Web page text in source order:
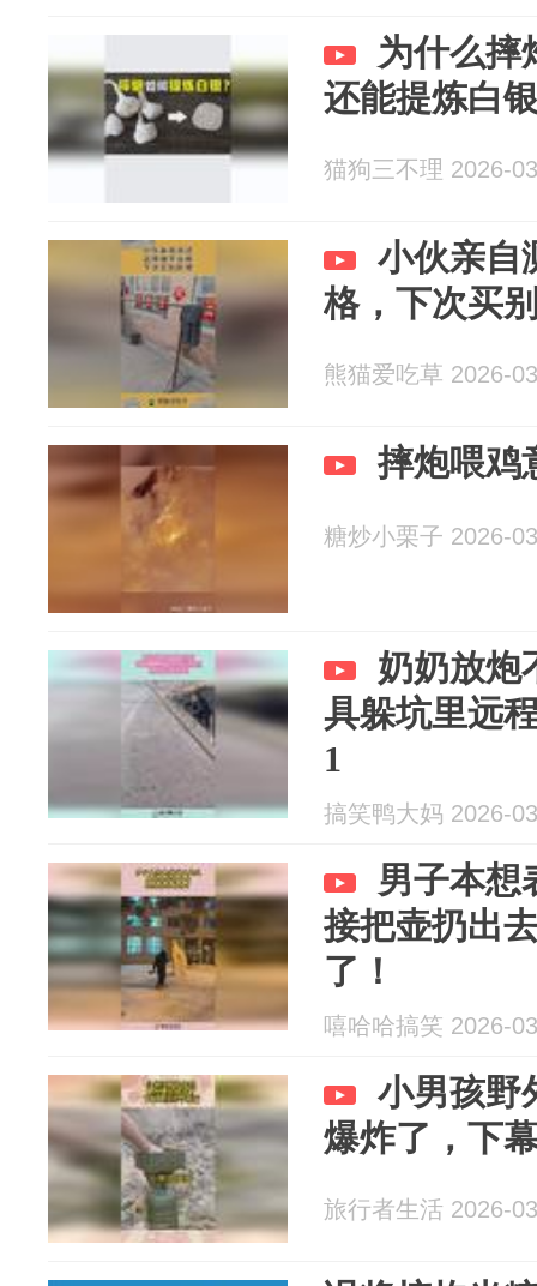
为什么摔
还能提炼白
猫狗三不理 2026-
小伙亲自
格，下次买
熊猫爱吃草 2026-
摔炮喂鸡
糖炒小栗子 2026-
奶奶放炮
具躲坑里远
1
搞笑鸭大妈 2026-
男子本想
接把壶扔出
了！
嘻哈哈搞笑 2026-
小男孩野
爆炸了，下
旅行者生活 2026-